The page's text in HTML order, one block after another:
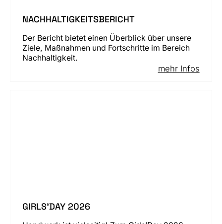
NACHHALTIGKEITSBERICHT
Der Bericht bietet einen Überblick über unsere
Ziele, Maßnahmen und Fortschritte im Bereich
Nachhaltigkeit.
mehr Infos
GIRLS'DAY 2026